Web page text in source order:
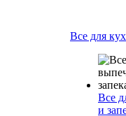
Все для
Все
и